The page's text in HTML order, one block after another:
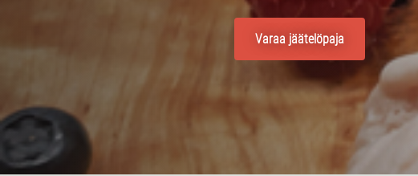
Varaa jäätelöpaja